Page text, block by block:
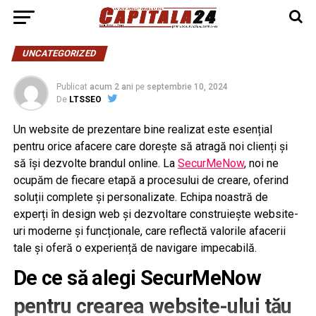
UNCATEGORIZED
Publicat acum 2 ani pe septembrie 10, 2024
De LTSSEO
Un website de prezentare bine realizat este esențial
pentru orice afacere care dorește să atragă noi clienți și
să își dezvolte brandul online. La SecurMeNow, noi ne
ocupăm de fiecare etapă a procesului de creare, oferind
soluții complete și personalizate. Echipa noastră de
experți în design web și dezvoltare construiește website-
uri moderne și funcționale, care reflectă valorile afacerii
tale și oferă o experiență de navigare impecabilă.
De ce să alegi SecurMeNow
pentru crearea website-ului tău